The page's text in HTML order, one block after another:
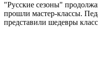
"Русские сезоны"
прошли мастер-классы.
представили шедевры